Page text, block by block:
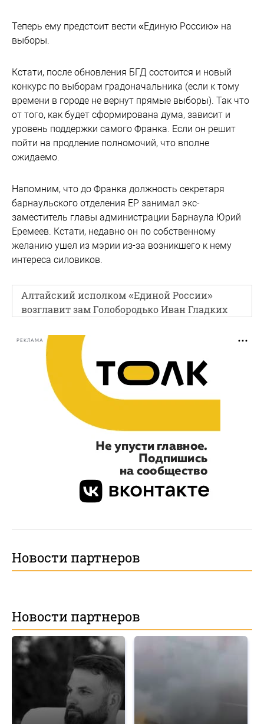
Теперь ему предстоит вести «Единую Россию» на
выборы.
Кстати, после обновления БГД состоится и новый
конкурс по выборам градоначальника (если к тому
времени в городе не вернут прямые выборы). Так что
от того, как будет сформирована дума, зависит и
уровень поддержки самого Франка. Если он решит
пойти на продление полномочий, что вполне
ожидаемо.
Напомним, что до Франка должность секретаря
барнаульского отделения ЕР занимал экс-
заместитель главы администрации Барнаула Юрий
Еремеев. Кстати, недавно он по собственному
желанию ушел из мэрии из-за возникшего к нему
интереса силовиков.
Алтайский исполком «Единой России»
возглавит зам Голобородько Иван Гладких
РЕКЛАМА
Новости партнеров
Новости партнеров